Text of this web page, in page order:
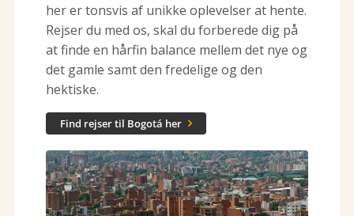
her er tonsvis af unikke oplevelser at hente.
Rejser du med os, skal du forberede dig på
at finde en hårfin balance mellem det nye og
det gamle samt den fredelige og den
hektiske.
Find rejser til Bogotá her 